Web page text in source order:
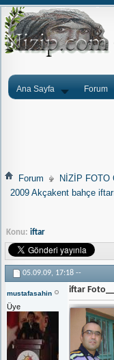
Ana Sayfa Forum
Forum NİZİP FOTO
2009 Akçakent bahçe
Konu: iftar
05.09.09, 17:18 --
mustafasahin
Üye
iftar